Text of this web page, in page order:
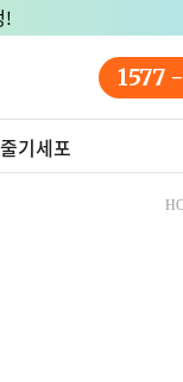
!
1577
기세포